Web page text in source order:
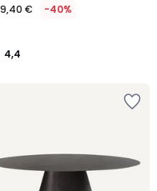
€ -40%
4,4